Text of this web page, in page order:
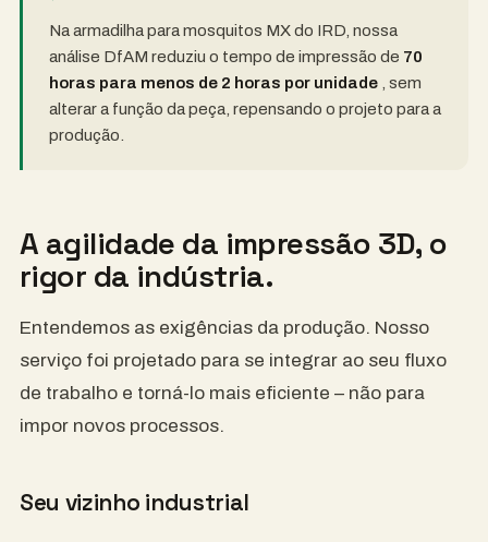
Na armadilha para mosquitos MX do IRD, nossa
análise DfAM reduziu o tempo de impressão de 70
horas para menos de 2 horas por unidade , sem
alterar a função da peça, repensando o projeto para a
produção.
A agilidade da impressão 3D, o
rigor da indústria.
Entendemos as exigências da produção. Nosso
serviço foi projetado para se integrar ao seu fluxo
de trabalho e torná-lo mais eficiente – não para
impor novos processos.
Seu vizinho industrial